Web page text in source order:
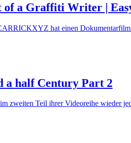
of a Graffiti Writer |
hat einen
a half Century Part 2
zweiten Teil ihrer Videoreihe wieder